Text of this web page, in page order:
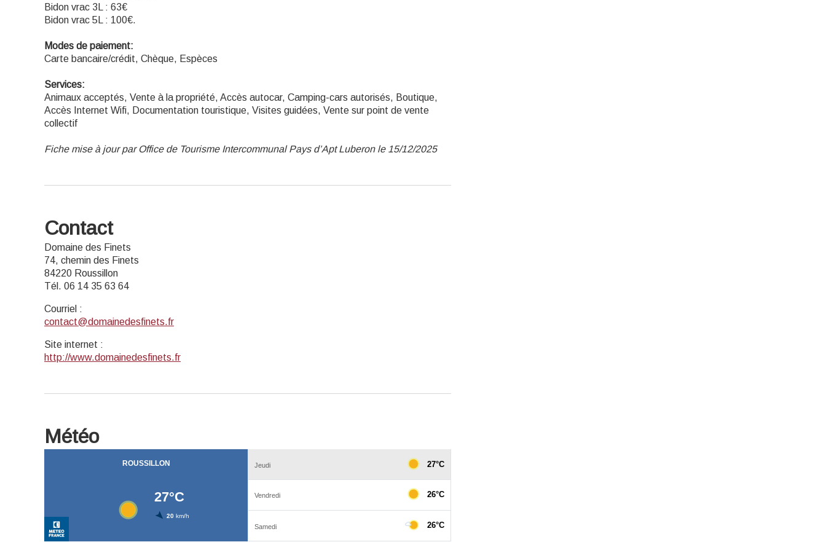
Bidon vrac 3L : 63€
Bidon vrac 5L : 100€.
Modes de paiement:
Carte bancaire/crédit, Chèque, Espèces
Services:
Animaux acceptés, Vente à la propriété, Accès autocar, Camping-cars autorisés, Boutique,
Accès Internet Wifi, Documentation touristique, Visites guidées, Vente sur point de vente
collectif
Fiche mise à jour par Office de Tourisme Intercommunal Pays d’Apt Luberon le 15/12/2025
Contact
Domaine des Finets
74, chemin des Finets
84220 Roussillon
Tél. 06 14 35 63 64
Courriel :
contact@domainedesfinets.fr
Site internet :
http://www.domainedesfinets.fr
Météo